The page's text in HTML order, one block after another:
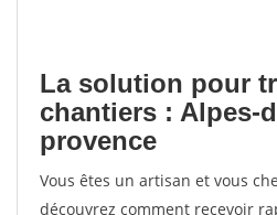
La solution pour
chantiers : Alpes-
provence
Vous êtes un artisan et vous
découvrez comment recevoir